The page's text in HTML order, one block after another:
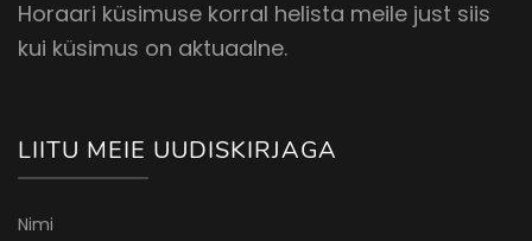
Horaari küsimuse korral helista meile just siis
kui küsimus on aktuaalne.
LIITU MEIE UUDISKIRJAGA
Nimi